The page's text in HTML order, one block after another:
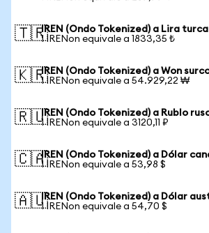
🇹🇷IREN (Ondo Tokenized) a Lira turca
1 IRENon equivale a 1833,35 ₺
🇰🇷IREN (Ondo Tokenized) a Won
1 IRENon equivale a 54.929,22 ₩
🇷🇺IREN (Ondo Tokenized) a Rublo
1 IRENon equivale a 3120,11 ₽
🇨🇦IREN (Ondo Tokenized) a Dólar
1 IRENon equivale a 53,98 $
🇦🇺IREN (Ondo Tokenized) a Dólar
1 IRENon equivale a 54,70 $